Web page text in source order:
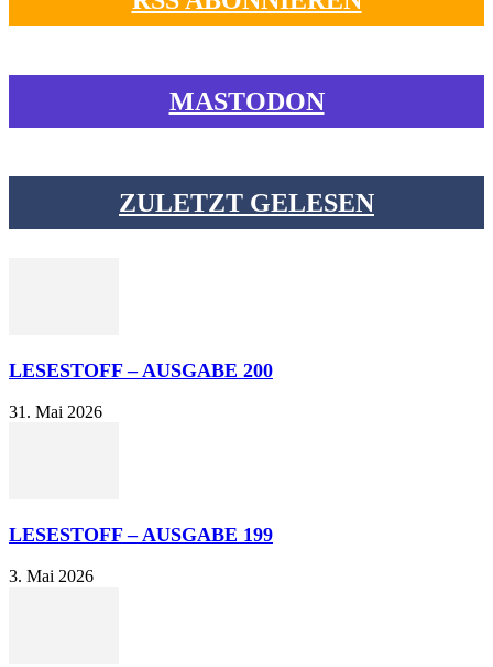
MASTODON
ZULETZT GELESEN
LESESTOFF – AUSGABE 200
31. Mai 2026
LESESTOFF – AUSGABE 199
3. Mai 2026